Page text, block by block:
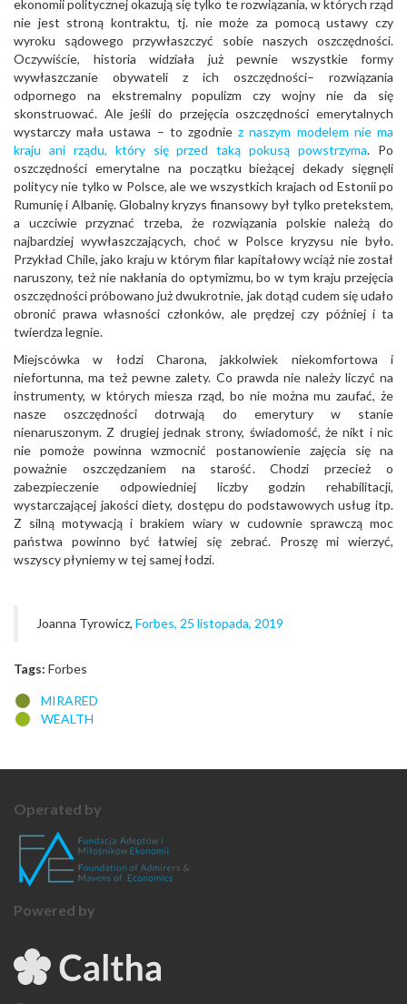
ekonomii politycznej okazują się tylko te rozwiązania, w których rząd
nie jest stroną kontraktu, tj. nie może za pomocą ustawy czy
wyroku sądowego przywłaszczyć sobie naszych oszczędności.
Oczywiście, historia widziała już pewnie wszystkie formy
wywłaszczanie obywateli z ich oszczędności– rozwiązania
odpornego na ekstremalny populizm czy wojny nie da się
skonstruować. Ale jeśli do przejęcia oszczędności emerytalnych
wystarczy mała ustawa – to zgodniez naszym modelem nie ma
kraju ani rządu, który się przed taką pokusą powstrzyma. Po
oszczędności emerytalne na początku bieżącej dekady sięgnęli
politycy nie tylko w Polsce, ale we wszystkich krajach od Estonii po
Rumunię i Albanię. Globalny kryzys finansowy był tylko pretekstem,
a uczciwie przyznać trzeba, że rozwiązania polskie należą do
najbardziej wywłaszczających, choć w Polsce kryzysu nie było.
Przykład Chile, jako kraju w którym filar kapitałowy wciąż nie został
naruszony, też nie nakłania do optymizmu, bo w tym kraju przejęcia
oszczędności próbowano już dwukrotnie, jak dotąd cudem się udało
obronić prawa własności członków, ale prędzej czy później i ta
twierdza legnie.
Miejscówka w łodzi Charona, jakkolwiek niekomfortowa i
niefortunna, ma też pewne zalety. Co prawda nie należy liczyć na
instrumenty, w których miesza rząd, bo nie można mu zaufać, że
nasze oszczędności dotrwają do emerytury w stanie
nienaruszonym. Z drugiej jednak strony, świadomość, że nikt i nic
nie pomoże powinna wzmocnić postanowienie zajęcia się na
poważnie oszczędzaniem na starość. Chodzi przecież o
zabezpieczenie odpowiedniej liczby godzin rehabilitacji,
wystarczającej jakości diety, dostępu do podstawowych usług itp.
Z silną motywacją i brakiem wiary w cudownie sprawczą moc
państwa powinno być łatwiej się zebrać. Proszę mi wierzyć,
wszyscy płyniemy w tej samej łodzi.
Joanna Tyrowicz, Forbes, 25 listopada, 2019
Tags: Forbes
MIRARED
WEALTH
Operated by
Powered by